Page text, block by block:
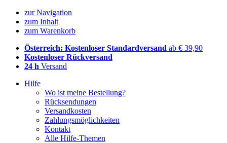
zur Navigation
zum Inhalt
zum Warenkorb
Österreich: Kostenloser Standardversand ab € 39,90
Kostenloser Rückversand
24 h Versand
Hilfe
Wo ist meine Bestellung?
Rücksendungen
Versandkosten
Zahlungsmöglichkeiten
Kontakt
Alle Hilfe-Themen